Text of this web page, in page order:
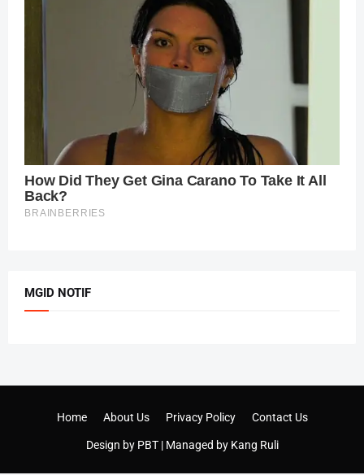
MGID NOTIF
Design by PBT| Managed by Kang Ruli
Home About Us Privacy Policy Contact Us